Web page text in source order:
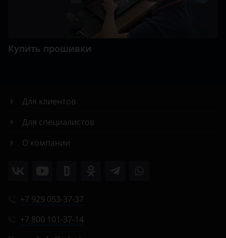
Купить прошивки
Для клиентов
Для специалистов
О компании
+7 929 053-37-37
+7 800 101-37-14